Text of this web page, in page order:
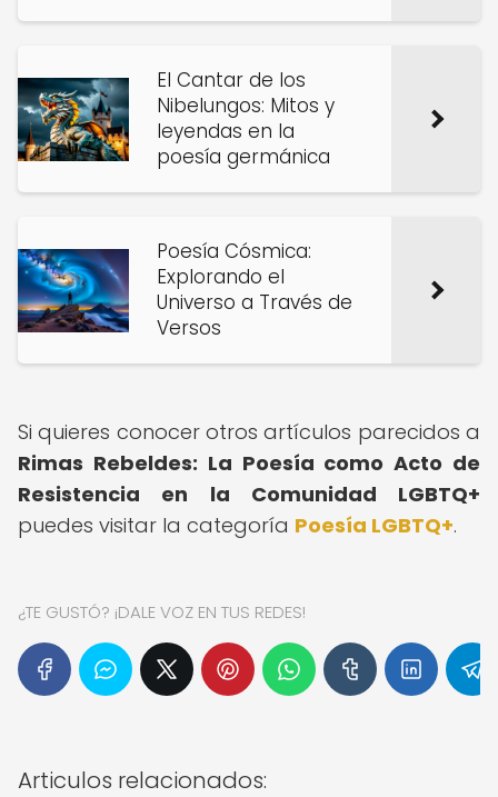
El Cantar de los
Nibelungos: Mitos y
leyendas en la
poesía germánica
Poesía Cósmica:
Explorando el
Universo a Través de
Versos
Si quieres conocer otros artículos parecidos a
Rimas Rebeldes: La Poesía como Acto de
Resistencia en la Comunidad LGBTQ+
puedes visitar la categoría Poesía LGBTQ+.
¿TE GUSTÓ? ¡DALE VOZ EN TUS REDES!
Articulos relacionados: